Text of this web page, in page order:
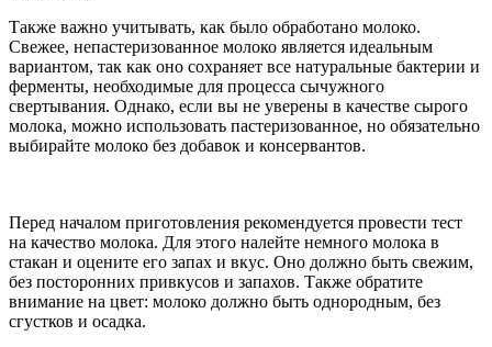
Также важно учитывать, как было обработано молоко.
Свежее, непастеризованное молоко является идеальным
вариантом, так как оно сохраняет все натуральные бактерии и
ферменты, необходимые для процесса сычужного
свертывания. Однако, если вы не уверены в качестве сырого
молока, можно использовать пастеризованное, но обязательно
выбирайте молоко без добавок и консервантов.
Перед началом приготовления рекомендуется провести тест
на качество молока. Для этого налейте немного молока в
стакан и оцените его запах и вкус. Оно должно быть свежим,
без посторонних привкусов и запахов. Также обратите
внимание на цвет: молоко должно быть однородным, без
сгустков и осадка.